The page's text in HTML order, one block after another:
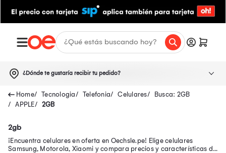
¿Dónde te gustaría recibir tu pedido?
Tecnologia Telefonia Celulares
Busca: 2GB
APPLE
2GB
2gb
¡Encuentra celulares en oferta en Oechsle.pe! Elige celulares
Samsung, Motorola, Xiaomi y compara precios y características de